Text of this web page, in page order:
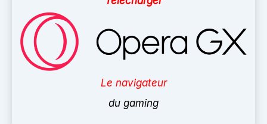
Le navigateur
du gaming